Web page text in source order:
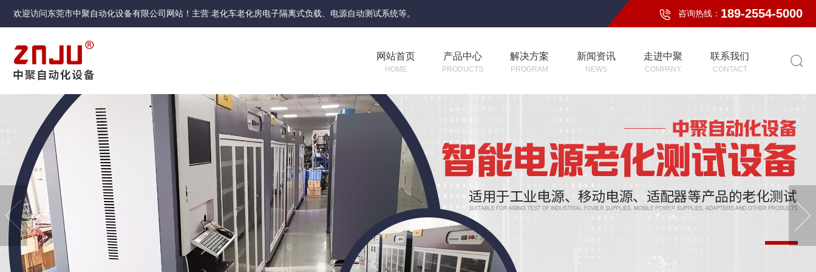
欢迎访问东莞市中聚自动化设备有限公司网站！主营:老化车老化房电子隔离式负载、电源自动测试系统等。 咨询热线： 189-2554-5000
网站首页
HOME
产品中心
PRODUCTS
解决方案
PROGRAM
新闻资讯
NEWS
走进中聚
COMPANY
联系我们
CONTACT